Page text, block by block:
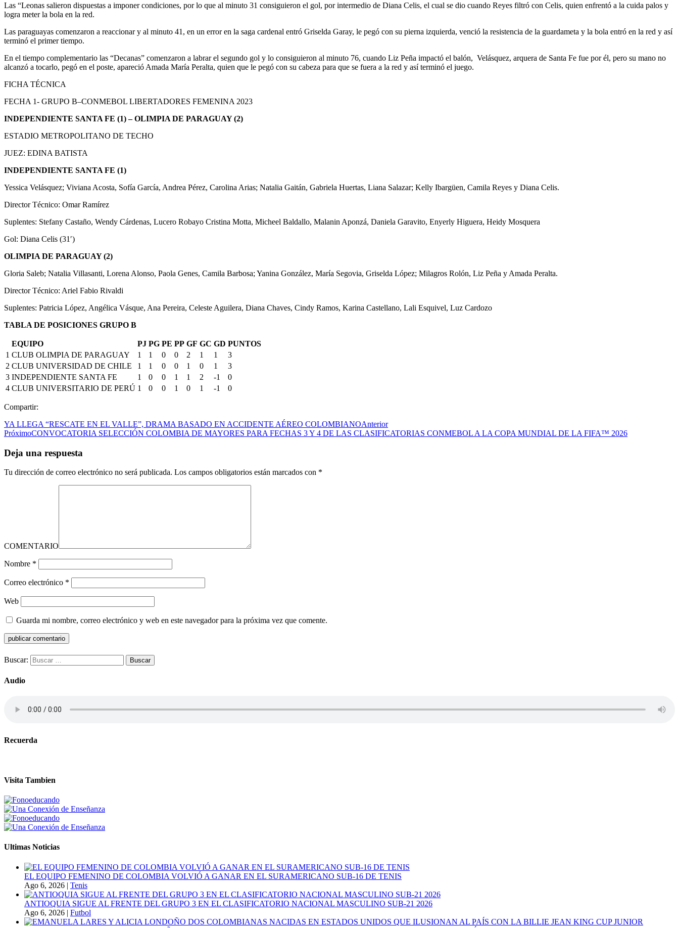
Las “Leonas salieron dispuestas a imponer condiciones, por lo que al minuto 31 consiguieron el gol, por intermedio de Diana Celis, el cual se dio cuando Reyes filtró con Celis, quien enfrentó a la cuida palos y
logra meter la bola en la red.
Las paraguayas comenzaron a reaccionar y al minuto 41, en un error en la saga cardenal entró Griselda Garay, le pegó con su pierna izquierda, venció la resistencia de la guardameta y la bola entró en la red y así
terminó el primer tiempo.
En el tiempo complementario las “Decanas” comenzaron a labrar el segundo gol y lo consiguieron al minuto 76, cuando Liz Peña impactó el balón, Velásquez, arquera de Santa Fe fue por él, pero su mano no
alcanzó a tocarlo, pegó en el poste, apareció Amada María Peralta, quien que le pegó con su cabeza para que se fuera a la red y así terminó el juego.
FICHA TÉCNICA
FECHA 1- GRUPO B–CONMEBOL LIBERTADORES FEMENINA 2023
INDEPENDIENTE SANTA FE (1) – OLIMPIA DE PARAGUAY (2)
ESTADIO METROPOLITANO DE TECHO
JUEZ: EDINA BATISTA
INDEPENDIENTE SANTA FE (1)
Yessica Velásquez; Viviana Acosta, Sofía García, Andrea Pérez, Carolina Arias; Natalia Gaitán, Gabriela Huertas, Liana Salazar; Kelly Ibargüen, Camila Reyes y Diana Celis.
Director Técnico: Omar Ramírez
Suplentes: Stefany Castaño, Wendy Cárdenas, Lucero Robayo Cristina Motta, Micheel Baldallo, Malanin Aponzá, Daniela Garavito, Enyerly Higuera, Heidy Mosquera
Gol: Diana Celis (31′)
OLIMPIA DE PARAGUAY (2)
Gloria Saleb; Natalia Villasanti, Lorena Alonso, Paola Genes, Camila Barbosa; Yanina González, María Segovia, Griselda López; Milagros Rolón, Liz Peña y Amada Peralta.
Director Técnico: Ariel Fabio Rivaldi
Suplentes: Patricia López, Angélica Vásque, Ana Pereira, Celeste Aguilera, Diana Chaves, Cindy Ramos, Karina Castellano, Lali Esquivel, Luz Cardozo
TABLA DE POSICIONES GRUPO B
EQUIPO PJ PG PE PP GF GC GD PUNTOS
1 CLUB OLIMPIA DE PARAGUAY 1 1 0 0 2 1 1
3
2 CLUB UNIVERSIDAD DE CHILE 1 1 0 0 1 0 1
3
3 INDEPENDIENTE SANTA FE 1 0 0 1 1 2 -1
0
4 CLUB UNIVERSITARIO DE PERÚ 1 0 0 1 0 1 -1 0
Compartir:
YA LLEGA “RESCATE EN EL VALLE”, DRAMA BASADO EN ACCIDENTE AÉREO COLOMBIANOAnterior
PróximoCONVOCATORIA SELECCIÓN COLOMBIA DE MAYORES PARA FECHAS 3 Y 4 DE LAS CLASIFICATORIAS CONMEBOL A LA COPA MUNDIAL DE LA FIFA™ 2026
Deja una respuesta
Tu dirección de correo electrónico no será publicada. Los campos obligatorios están marcados con *
COMENTARIO
Nombre *
Correo electrónico *
Web
Guarda mi nombre, correo electrónico y web en este navegador para la próxima vez que comente.
Buscar:
Audio
Recuerda
Visita Tambien
Ultimas Noticias
EL EQUIPO FEMENINO DE COLOMBIA VOLVIÓ A GANAR EN EL SURAMERICANO SUB-16 DE TENIS
Ago 6, 2026 | Tenis
ANTIOQUIA SIGUE AL FRENTE DEL GRUPO 3 EN EL CLASIFICATORIO NACIONAL MASCULINO SUB-21 2026
Ago 6, 2026 | Futbol